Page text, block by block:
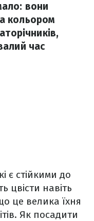
вони
кольором
час
є стійкими до
цвісти навіть
це велика їхня
Як посадити